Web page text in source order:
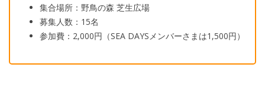
集合場所：野鳥の森 芝生広場
募集人数： 15名
参加費： 2,000円（SEA DAYSメンバーさまは1 ,500円）